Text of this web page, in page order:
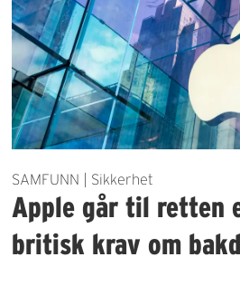
SAMFUNN | Sikkerhet
Apple går til retten
britisk krav om